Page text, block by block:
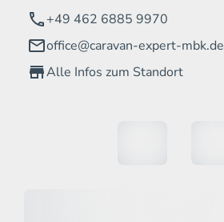
+49 462 6885 9970
office@caravan-expert-mbk.de
Alle Infos zum Standort